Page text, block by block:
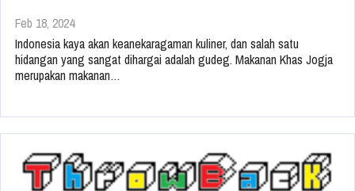
Feb 18, 2024
Indonesia kaya akan keanekaragaman kuliner, dan salah satu
hidangan yang sangat dihargai adalah gudeg. Makanan Khas Jogja
merupakan makanan…